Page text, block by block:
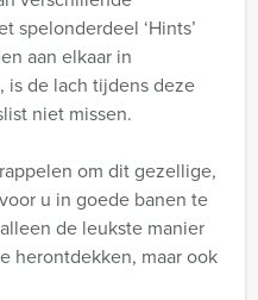
spelonderdeel ‘Hints’
aan elkaar in
is de lach tijdens deze
niet missen.
om dit gezellige,
u in goede banen te
de leukste manier
herontdekken, maar ook